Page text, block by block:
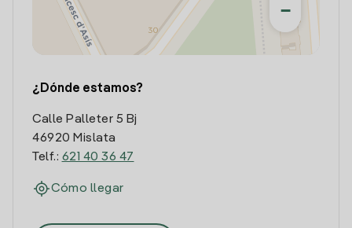
−
¿Dónde estamos?
Calle Palleter 5 Bj
46920 Mislata
Telf.: 621 40 36 47
Cómo llegar